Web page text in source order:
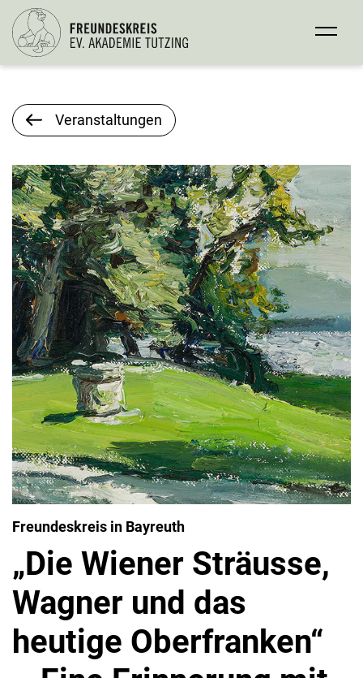
Veranstaltungen
Freundeskreis in Bayreuth
„Die Wiener Sträusse,
Wagner und das
heutige Oberfranken“